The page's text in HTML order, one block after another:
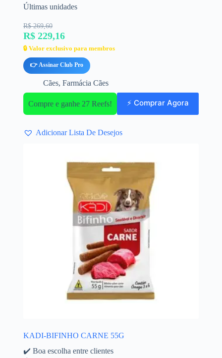
Últimas unidades
R$ 269,60
R$ 229,16
🔒 Valor exclusivo para membros
👉 Assinar Club Pro
Cães, Farmácia Cães
Compre e ganhe 27 Reefs! ⚡ Comprar Agora
Adicionar Lista De Desejos
KADI-BIFINHO CARNE 55G
✔️ Boa escolha entre clientes